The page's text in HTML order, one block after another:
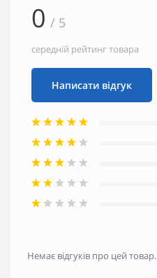
0 / 5
середній рейтинг товара
Написати відгук
Немає відгуків про цей товар.